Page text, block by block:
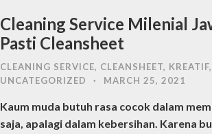
Cleaning Service Milenial
Pasti Cleansheet
CLEANING SERVICE, CLEANSHEET, KREATIF,
UNCATEGORIZED
· MARCH 25, 2021
Kaum muda butuh rasa cocok dalam
saja, apalagi dalam kebersihan. Karena